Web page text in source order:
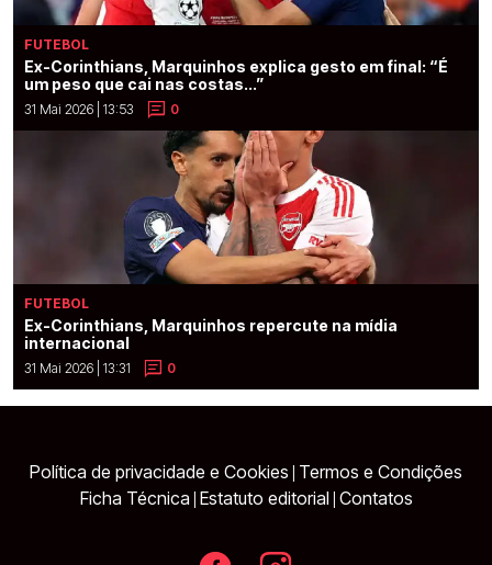
FUTEBOL
Ex-Corinthians, Marquinhos explica gesto em final: “É
um peso que cai nas costas...”
31 Mai 2026 | 13:53 0
FUTEBOL
Ex-Corinthians, Marquinhos repercute na mídia
internacional
31 Mai 2026 | 13:31 0
Política de privacidade e Cookies Termos e Condições
Ficha Técnica Estatuto editorial Contatos